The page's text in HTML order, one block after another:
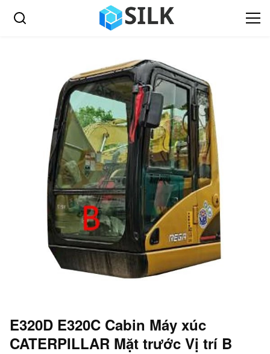
E320D E320C Cabin Máy xúc
CATERPILLAR Mặt trước Vị trí B